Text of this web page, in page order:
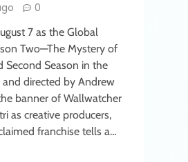
0
7 as the Global
Two—The Mystery of
Second Season in the
and directed by Andrew
banner of Wallwatcher
as creative producers,
franchise tells a…